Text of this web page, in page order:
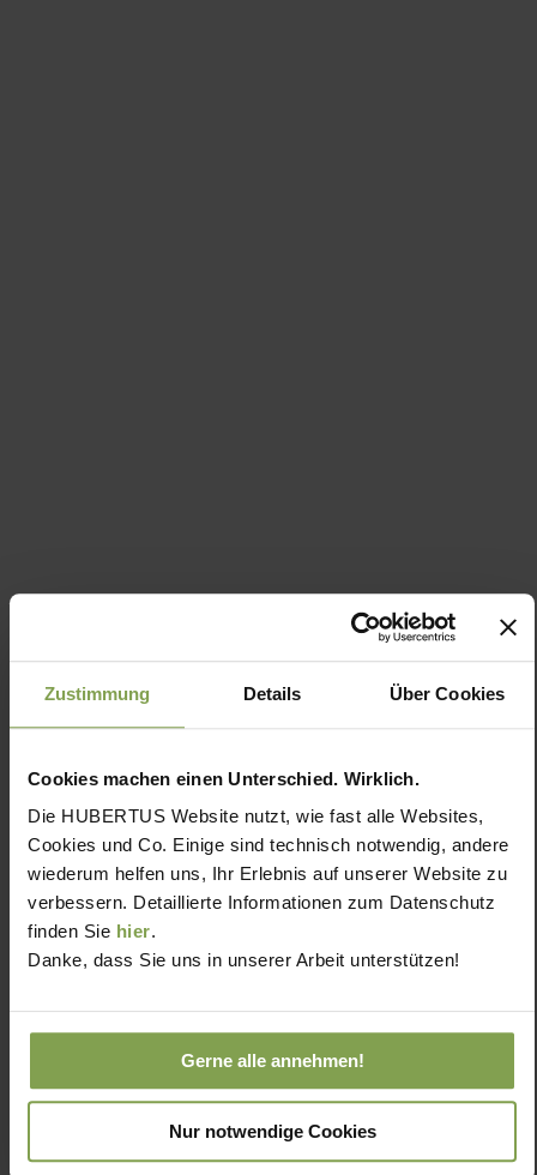
Zustimmung Details Über Cookies
Cookies machen einen Unterschied. Wirklich.
Die HUBERTUS Website nutzt, wie fast alle Websites,
Cookies und Co. Einige sind technisch notwendig, andere
wiederum helfen uns, Ihr Erlebnis auf unserer Website zu
verbessern. Detaillierte Informationen zum Datenschutz
finden Sie hier.
Danke, dass Sie uns in unserer Arbeit unterstützen!
Gerne alle annehmen!
Nur notwendige Cookies